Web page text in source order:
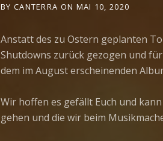
BY CANTERRA ON MAI 10, 2020
Anstatt des zu Ostern geplanten
Shutdowns zurück gezogen und für
dem im August erscheinenden
Wir hoffen es gefällt Euch und
gehen und die wir beim